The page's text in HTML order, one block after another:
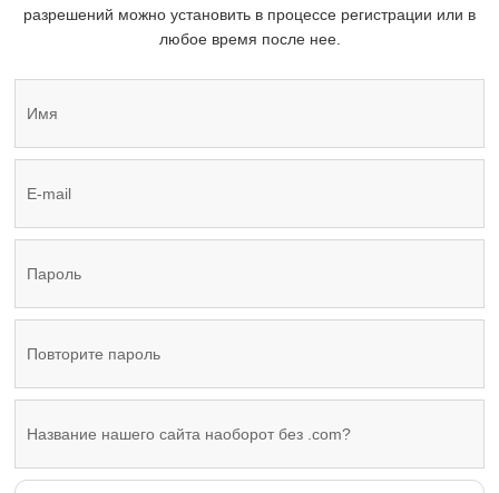
разрешений можно установить в процессе регистрации или в
любое время после нее.